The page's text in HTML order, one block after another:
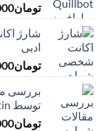
تومان
ادبی
تومان
توسط turnitin - بررسی میزان هوش مصنوعی مقاله
تومان